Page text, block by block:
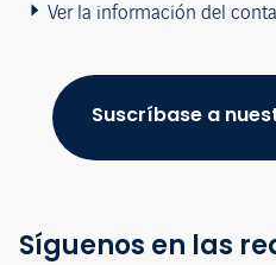
Ver la información del
Suscríbase a
Síguenos en las